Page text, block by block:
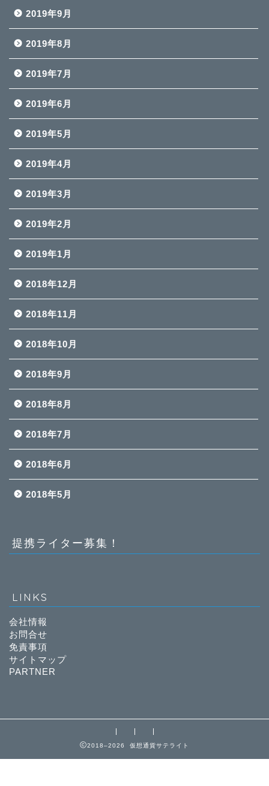
2019年9月
2019年8月
2019年7月
2019年6月
2019年5月
2019年4月
2019年3月
2019年2月
2019年1月
2018年12月
2018年11月
2018年10月
2018年9月
2018年8月
2018年7月
2018年6月
2018年5月
提携ライター募集！
LINKS
会社情報
お問合せ
免責事項
サイトマップ
PARTNER
2018–2026 仮想通貨サテライト